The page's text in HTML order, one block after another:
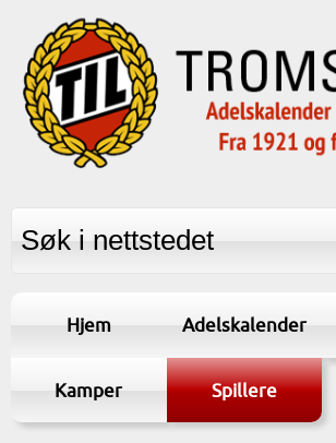
Hjem Adelskalender
Kamper Spillere